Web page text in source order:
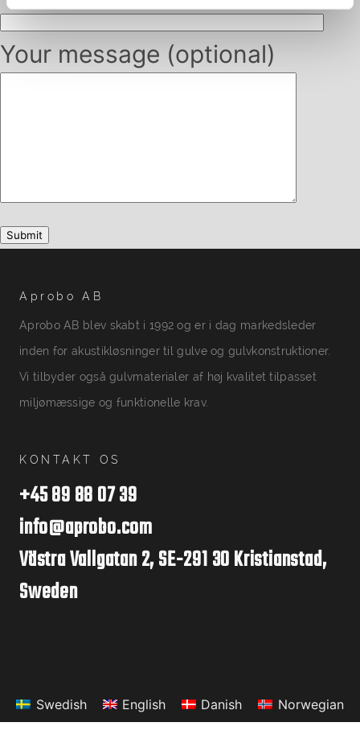
Your message (optional)
Aprobo AB
Aprobo AB blev skabt i 1992 og er i dag markedsleder
inden for akustikløsninger til gulve og gulvkonstruktioner.
Vi tilbyder også gulvmaterialer af høj kvalitet tilpasset
miljømæssige og funktionelle krav.
KONTAKT OS
+45 89 88 07 39
info@aprobo.com
Västra Vallgatan 2, SE-291 30 Kristianstad,
Sweden
Swedish English Danish Norwegian